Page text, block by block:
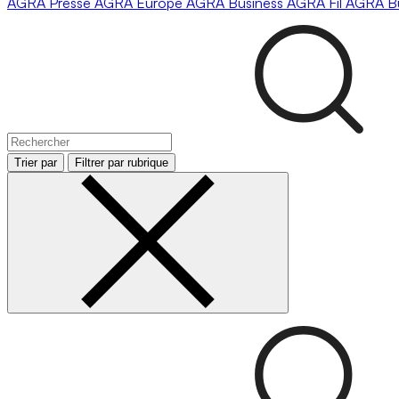
Trier par Filtrer par rubrique